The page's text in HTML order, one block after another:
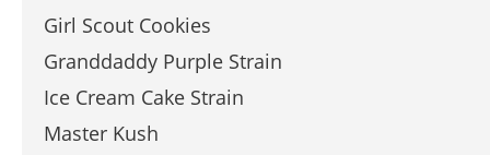
Girl Scout Cookies
Granddaddy Purple Strain
Ice Cream Cake Strain
Master Kush